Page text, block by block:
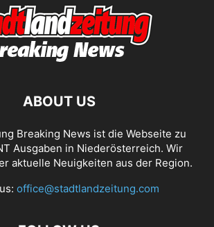
ABOUT US
Breaking News ist die Webseite zu
Ausgaben in Niederösterreich. Wir
aktuelle Neuigkeiten aus der Region.
office@stadtlandzeitung.com